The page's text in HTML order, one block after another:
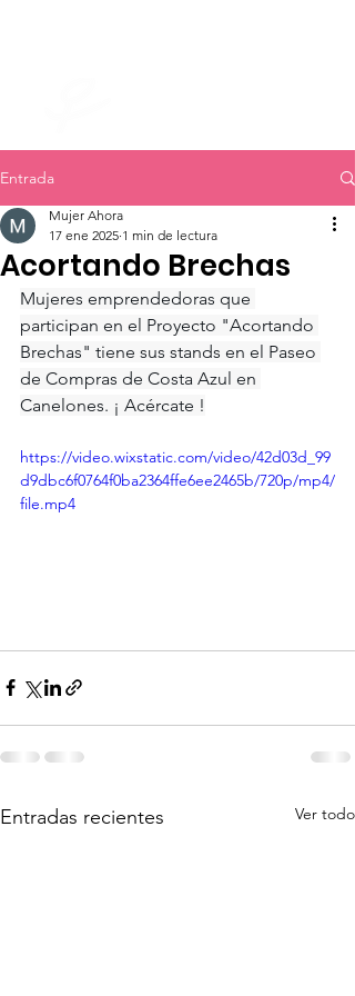
Entrada
Acortando Brechas
Mujer Ahora
17 ene 2025 1 min de lectura
Mujeres emprendedoras que
participan en el Proyecto "Acortando
Brechas" tiene sus stands en el Paseo
de Compras de Costa Azul en
Canelones. ¡ Acércate !
https://video.wixstatic.com/video/42d03d_99
d9dbc6f0764f0ba2364ffe6ee2465b/720p/mp4/
file.mp4
Entradas recientes Ver todo